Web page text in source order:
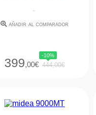
-
añadir al comparador
399,00€
-10%
444,00€